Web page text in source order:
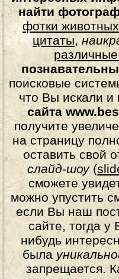
найти
фотки животных
цитаты,
поисковые
что Вы искали и
сайта
получите
на страницу
оставить свой
слайд-шоу(
сможете
можно упустить
если Вы наш
сайте, тогда у
нибудь
была
запрещается.